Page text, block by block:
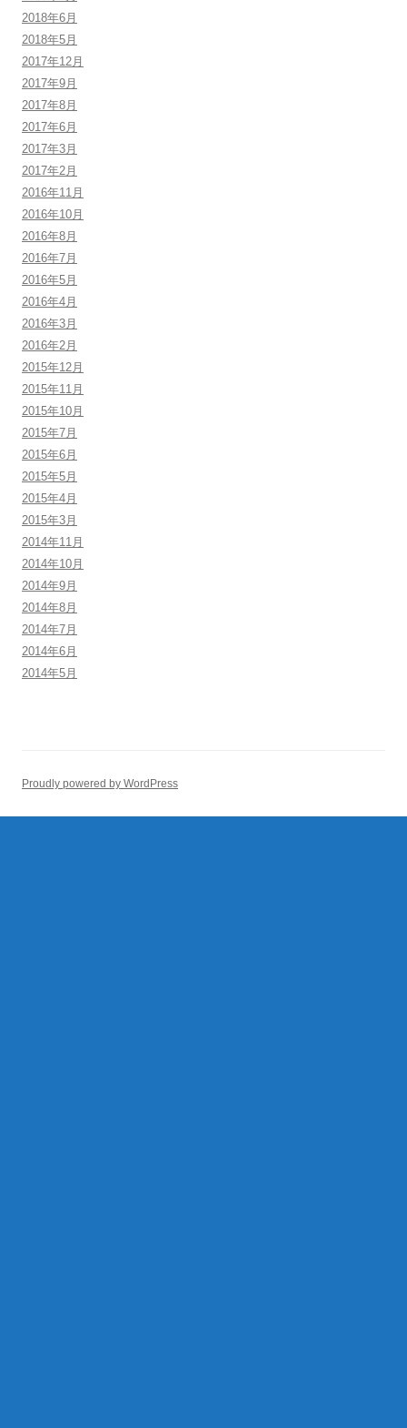
2018年6月
2018年5月
2017年12月
2017年9月
2017年8月
2017年6月
2017年3月
2017年2月
2016年11月
2016年10月
2016年8月
2016年7月
2016年5月
2016年4月
2016年3月
2016年2月
2015年12月
2015年11月
2015年10月
2015年7月
2015年6月
2015年5月
2015年4月
2015年3月
2014年11月
2014年10月
2014年9月
2014年8月
2014年7月
2014年6月
2014年5月
Proudly powered by WordPress